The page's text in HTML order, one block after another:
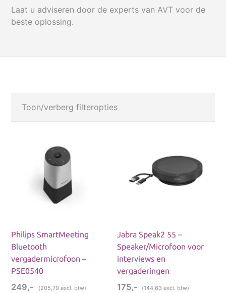
Laat u adviseren door de experts van AVT voor de
beste oplossing.
Toon/verberg filteropties
SUBCATEGORIEËN
Dicteer- en opname-apparatuur
Dicteer headsets
Philips headsets
Bluetooth headsets
Accessoires voor headsets
Dicteerapparaten / Memorecorders
Professionele modellen
Philips SmartMeeting
Bluetooth
vergadermicrofoon –
PSE0540
249,- (205,79 excl. btw)
Jabra Speak2 55 –
Speaker/Microfoon voor
interviews en
vergaderingen
175,- (144,63 excl. btw)